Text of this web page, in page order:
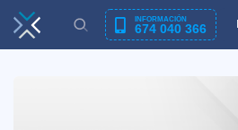
INFORMACIÓN
674 040 366